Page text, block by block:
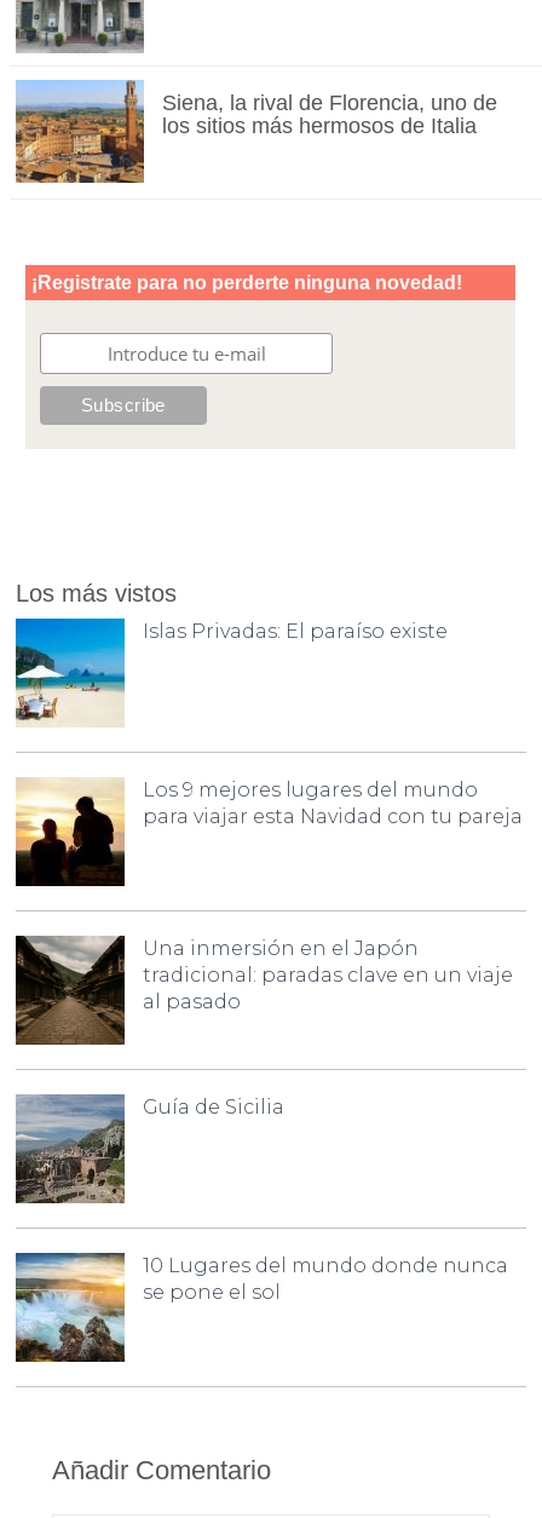
Siena, la rival de Florencia, uno de
los sitios más hermosos de Italia
Los más vistos
Islas Privadas: El paraíso existe
Los 9 mejores lugares del mundo
para viajar esta Navidad con tu pareja
Una inmersión en el Japón
tradicional: paradas clave en un viaje
al pasado
Guía de Sicilia
10 Lugares del mundo donde nunca
se pone el sol
Añadir Comentario